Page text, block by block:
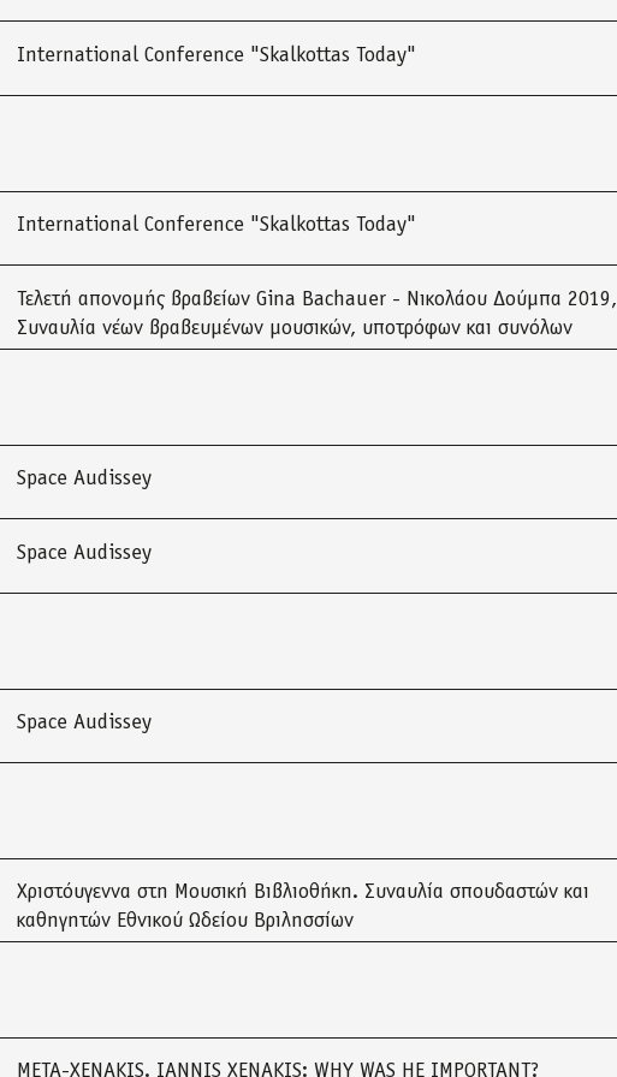
International Conference "Skalkottas Today"
International Conference "Skalkottas Today"
Τελετή απονομής βραβείων Gina Bachauer - Νικολάου Δούμπα 2019,
Συναυλία νέων βραβευμένων μουσικών, υποτρόφων και συνόλων
Space Audissey
Space Audissey
Space Audissey
Χριστόυγεννα στη Μουσική Βιβλιοθήκη. Συναυλία σπουδαστών και
καθηγητών Εθνικού Ωδείου Βριλησσίων
META-XENAKIS. IANNIS XENAKIS: WHY WAS HE IMPORTANT?